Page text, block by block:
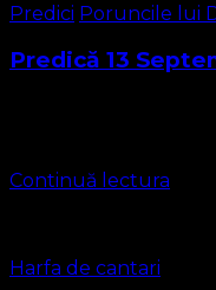
Predici Poruncile lui
Predică 13
Continuă lectura
Harfa de cantari